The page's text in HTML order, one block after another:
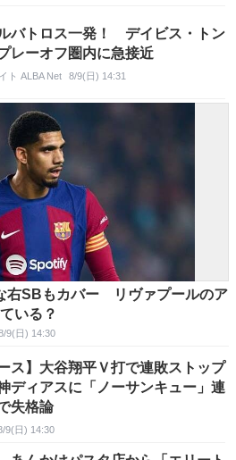
バトロス一発！ デイビス・トン
レーオフ圏内に急接近
ト ALBA Net 8/9(日) 14:31
右SBもカバー リヴァプールのア
いる？
9(日) 14:30
ス】大谷翔平Ｖ打で連敗ストップ
ディアスに「ノーサンキュー」連
失格論
9(日) 14:30